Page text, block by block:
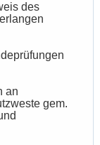
des
an
gem.